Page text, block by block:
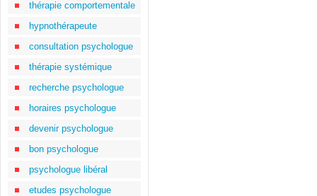
thérapie comportementale
hypnothérapeute
consultation psychologue
thérapie systémique
recherche psychologue
horaires psychologue
devenir psychologue
bon psychologue
psychologue libéral
etudes psychologue